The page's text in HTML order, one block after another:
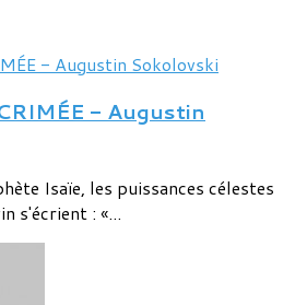
- Augustin
Isaïe, les puissances célestes
s'écrient : «...